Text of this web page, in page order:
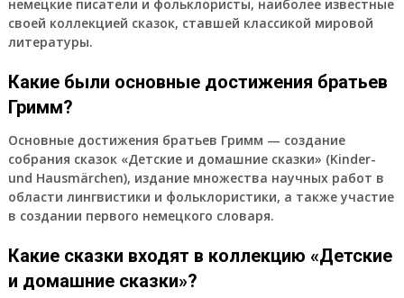
немецкие писатели и фольклористы, наиболее известные
своей коллекцией сказок, ставшей классикой мировой
литературы.
Какие были основные достижения братьев
Гримм?
Основные достижения братьев Гримм — создание
собрания сказок «Детские и домашние сказки» (Kinder-
und Hausmärchen), издание множества научных работ в
области лингвистики и фольклористики, а также участие
в создании первого немецкого словаря.
Какие сказки входят в коллекцию «Детские
и домашние сказки»?